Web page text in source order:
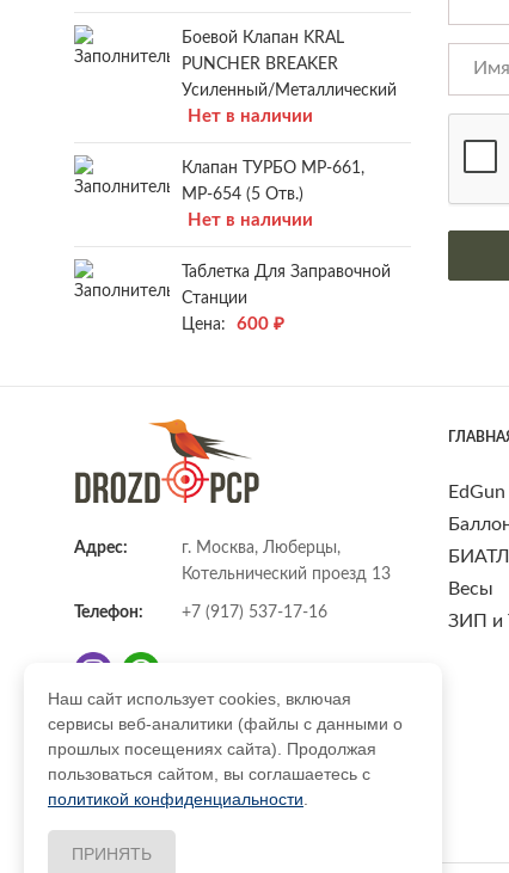
Боевой Клапан KRAL
PUNCHER BREAKER
Усиленный/металлический
Нет в наличии
Клапан ТУРБО МР-661,
МР-654 (5 Отв.)
Нет в наличии
Таблетка Для Заправочной
Станции
Цена:
600 ₽
Адрес:
г. Москва, Люберцы,
Котельнический проезд 13
Телефон: +7 (917) 537-17-16
E-mail: info@DrozdPcp.ru
EdGun
Весы
ЗИП и
Наш сайт использует cookies, включая
сервисы веб-аналитики (файлы с данными о
прошлых посещениях сайта). Продолжая
пользоваться сайтом, вы соглашаетесь с
политикой конфиденциальности
ПРИНЯТЬ